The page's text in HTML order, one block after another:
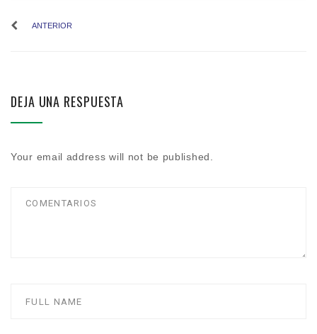
ANTERIOR
DEJA UNA RESPUESTA
Your email address will not be published.